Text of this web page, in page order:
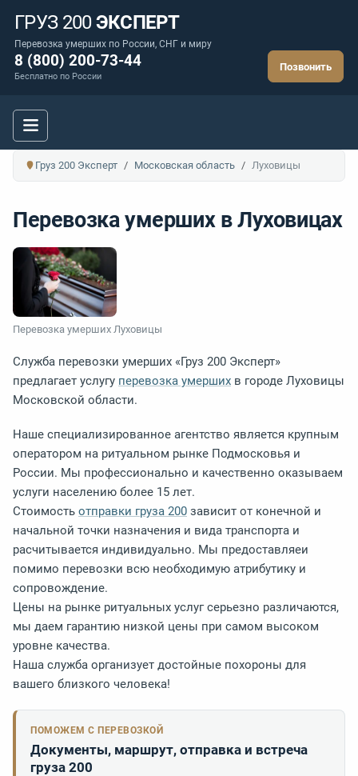
ГРУЗ 200ЭКСПЕРТ
Перевозка умерших по России, СНГ и миру
8 (800) 200-73-44
Бесплатно по России
Позвонить
Груз 200 Эксперт Московская область Луховицы
Перевозка умерших в Луховицах
Перевозка умерших Луховицы
Служба перевозки умерших «Груз 200 Эксперт»
предлагает услугу перевозка умерших в городе Луховицы
Московской области.
Наше специализированное агентство является крупным
оператором на ритуальном рынке Подмосковья и
России. Мы профессионально и качественно оказываем
услуги населению более 15 лет.
Стоимость отправки груза 200 зависит от конечной и
начальной точки назначения и вида транспорта и
расчитывается индивидуально. Мы предоставляеи
помимо перевозки всю необходимую атрибутику и
сопровождение.
Цены на рынке ритуальных услуг серьезно различаются,
мы даем гарантию низкой цены при самом высоком
уровне качества.
Наша служба организует достойные похороны для
вашего близкого человека!
ПОМОЖЕМ С ПЕРЕВОЗКОЙ
Документы, маршрут, отправка и встреча
груза 200